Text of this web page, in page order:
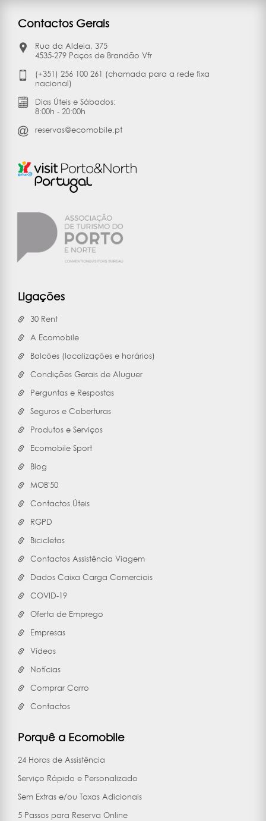
Contactos Gerais
Rua da Aldeia, 375
4535-279 Paços de Brandão Vfr
(+351) 256 100 261 (chamada para a rede fixa
nacional)
Dias Úteis e Sábados:
8:00h - 20:00h
reservas@ecomobile.pt
Ligações
30 Rent
A Ecomobile
Balcões (localizações e horários)
Condições Gerais de Aluguer
Perguntas e Respostas
Seguros e Coberturas
Produtos e Serviços
Ecomobile Sport
Blog
MOB'50
Contactos Úteis
RGPD
Bicicletas
Contactos Assistência Viagem
Dados Caixa Carga Comerciais
COVID-19
Oferta de Emprego
Empresas
Vídeos
Notícias
Comprar Carro
Contactos
Porquê a Ecomobile
24 Horas de Assistência
Serviço Rápido e Personalizado
Sem Extras e/ou Taxas Adicionais
5 Passos para Reserva Online